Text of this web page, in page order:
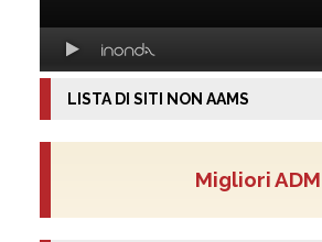
LISTA DI SITI NON AAMS
Migliori ADM